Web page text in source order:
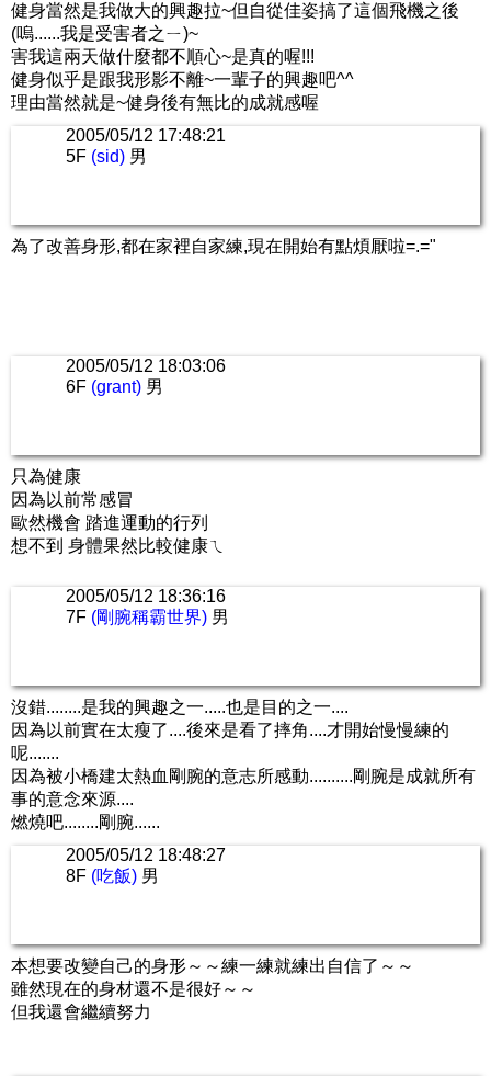
健身當然是我做大的興趣拉~但自從佳姿搞了這個飛機之後
(嗚......我是受害者之ㄧ)~
害我這兩天做什麼都不順心~是真的喔!!!
健身似乎是跟我形影不離~一輩子的興趣吧^^
理由當然就是~健身後有無比的成就感喔
2005/05/12 17:48:21
5F (sid) 男
為了改善身形,都在家裡自家練,現在開始有點煩厭啦=.="
2005/05/12 18:03:06
6F (grant) 男
只為健康
因為以前常感冒
歐然機會 踏進運動的行列
想不到 身體果然比較健康ㄟ
2005/05/12 18:36:16
7F (剛腕稱霸世界) 男
沒錯........是我的興趣之一.....也是目的之一....
因為以前實在太瘦了....後來是看了摔角....才開始慢慢練的
呢.......
因為被小橋建太熱血剛腕的意志所感動..........剛腕是成就所有
事的意念來源....
燃燒吧........剛腕......
2005/05/12 18:48:27
8F (吃飯) 男
本想要改變自己的身形～～練一練就練出自信了～～
雖然現在的身材還不是很好～～
但我還會繼續努力